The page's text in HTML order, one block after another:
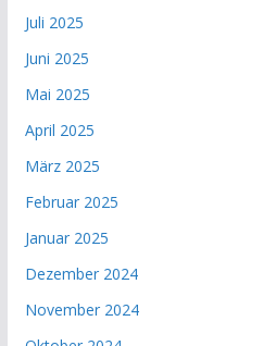
Juli 2025
Juni 2025
Mai 2025
April 2025
März 2025
Februar 2025
Januar 2025
Dezember 2024
November 2024